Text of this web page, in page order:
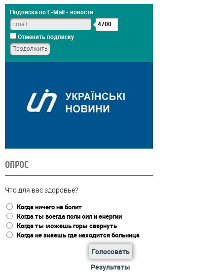
Подписка по E-Mail - новости
4700
Отменить подписку
ОПРОС
Что для вас здоровье?
Когда ничего не болит
Когда ты всегда полн сил и энергии
Когда ты можешь горы свернуть
Когда не знаешь где находится больница
Голосовать
Результаты